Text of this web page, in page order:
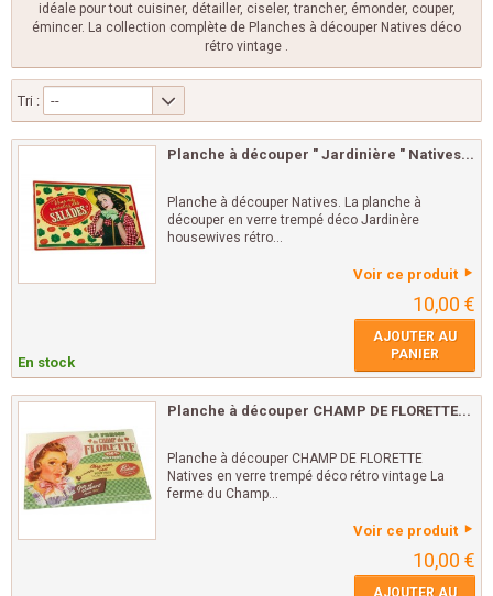
idéale pour tout cuisiner, détailler, ciseler, trancher, émonder, couper,
émincer. La collection complète de Planches à découper Natives déco
rétro vintage .
Tri : --
Planche à découper " Jardinière " Natives...
Planche à découper Natives. La planche à
découper en verre trempé déco Jardinère
housewives rétro...
Voir ce produit
10,00 €
En stock
AJOUTER AU
PANIER
Planche à découper CHAMP DE FLORETTE...
Planche à découper CHAMP DE FLORETTE
Natives en verre trempé déco rétro vintage La
ferme du Champ...
Voir ce produit
10,00 €
AJOUTER AU